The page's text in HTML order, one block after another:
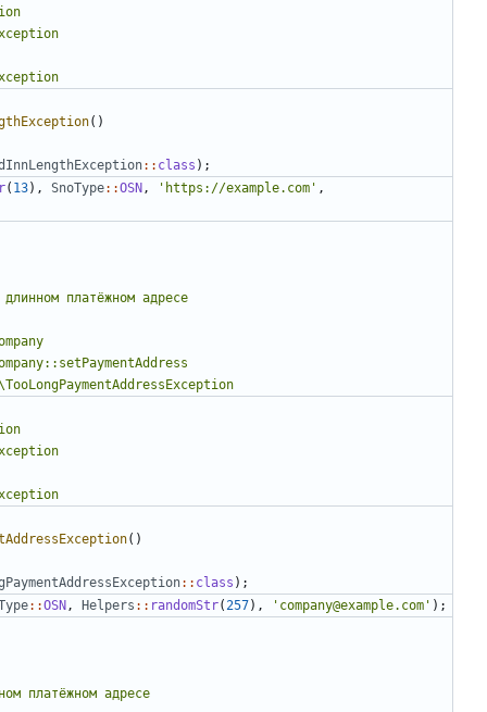
()
:: class );
( 13), SnoType::OSN , 'https://example.com' ,
()
:: class );
::OSN , Helpers :: randomStr( 257), 'company@example.com' );